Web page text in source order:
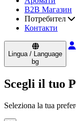
B2B Магазин
Потребител
Контакти
Lingua / Language
bg
Scegli il tuo
Seleziona la tua